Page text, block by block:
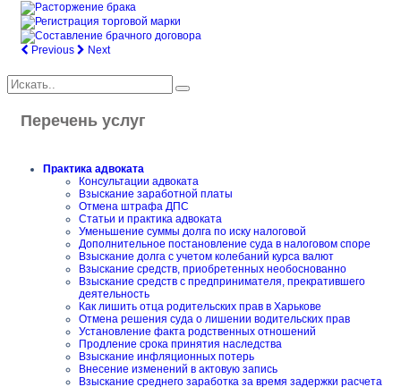
Previous Next
Перечень услуг
Практика адвоката
Консультации адвоката
Взыскание заработной платы
Отмена штрафа ДПС
Статьи и практика адвоката
Уменьшение суммы долга по иску налоговой
Дополнительное постановление суда в налоговом споре
Взыскание долга с учетом колебаний курса валют
Взыскание средств, приобретенных необоснованно
Взыскание средств с предпринимателя, прекратившего
деятельность
Как лишить отца родительских прав в Харькове
Отмена решения суда о лишении водительских прав
Установление факта родственных отношений
Продление срока принятия наследства
Взыскание инфляционных потерь
Внесение изменений в актовую запись
Взыскание среднего заработка за время задержки расчета